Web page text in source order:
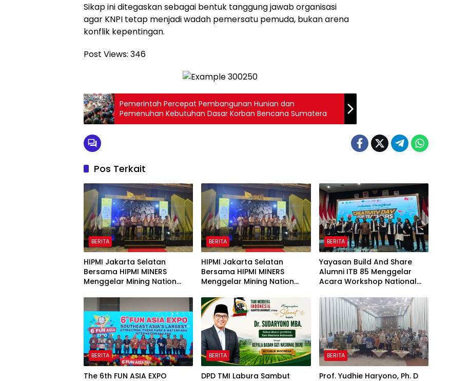
Sikap ini ditegaskan sebagai bentuk tanggung jawab organisasi
agar KNPI tetap menjadi wadah pemersatu pemuda, bukan arena
konflik kepentingan.
Post Views: 346
Pemerintah Percepat Pembangunan Hunian dan
Pemenuhan Kebutuhan Dasar Korban Bencana Sumatera
Pos Terkait
BERITA
HIPMI Jakarta Selatan
Bersama HIPMI MINERS
Menggelar Mining Nation
Indah Golf Jakarta
BERITA
HIPMI Jakarta Selatan
Bersama HIPMI MINERS
Menggelar Mining Nation
Indah Golf Jakarta
BERITA
Yayasan Build And Share
Alumni ITB 85 Menggelar
Acara Workshop National
2026 & Dibuka Resmi
Pramono Anung (Gubernur
DKI Jakarta)
BERITA
The 6th FUN ASIA EXPO
BERITA
DPD TMI Labura Sambut
BERITA
Prof. Yudhie Haryono, Ph. D